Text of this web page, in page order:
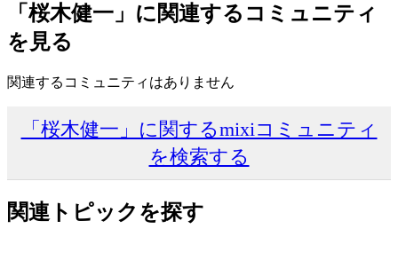
「桜木健一」に関連するコミュニティ
を見る
関連するコミュニティはありません
「桜木健一」に関するmixiコミュニティ
を検索する
関連トピックを探す